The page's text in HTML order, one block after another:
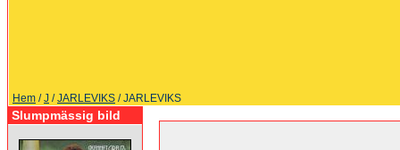
Hem /J /JARLEVIKS / JARLEVIKS
Slumpmässig bild